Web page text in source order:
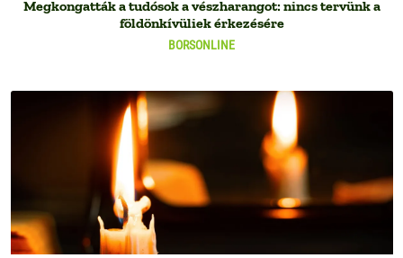
BORSONLINE
Megkongatták a tudósok a vészharangot: nincs tervünk a
földönkívüliek érkezésére